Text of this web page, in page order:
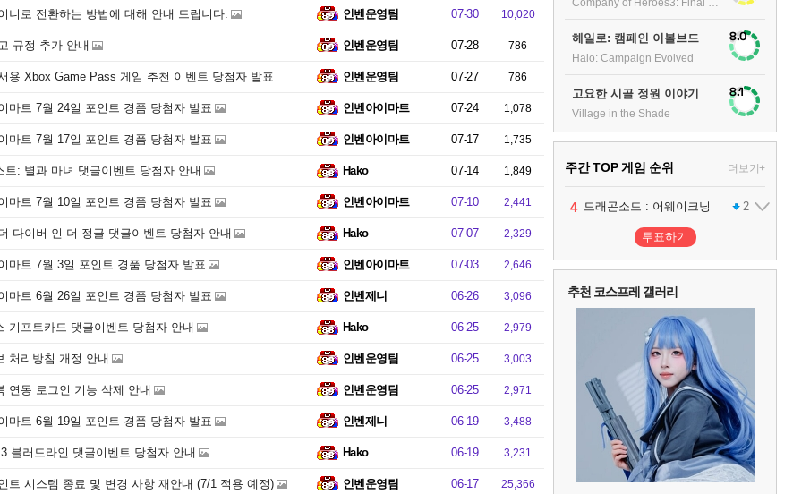
니로 전환하는 방법에 대해 안내 드립니다. 인벤운영팀 07-30 10,020
규정 추가 안내 인벤운영팀 07-28 786
용 Xbox Game Pass 게임 추천 이벤트 당첨자 발표 인벤운영팀 07-27 786
마트 7월 24일 포인트 경품 당첨자 발표 인벤아이마트 07-24 1,078
마트 7월 17일 포인트 경품 당첨자 발표 인벤아이마트 07-17 1,735
트: 별과 마녀 댓글이벤트 당첨자 안내 Hako 07-14 1,849
마트 7월 10일 포인트 경품 당첨자 발표 인벤아이마트 07-10 2,441
다이버 인 더 정글 댓글이벤트 당첨자 안내 Hako 07-07 2,329
마트 7월 3일 포인트 경품 당첨자 발표 인벤아이마트 07-03 2,646
마트 6월 26일 포인트 경품 당첨자 발표 인벤제니 06-26 3,096
기프트카드 댓글이벤트 당첨자 안내 Hako 06-25 2,979
처리방침 개정 안내 인벤운영팀 06-25 3,003
연동 로그인 기능 삭제 안내 인벤운영팀 06-25 2,971
마트 6월 19일 포인트 경품 당첨자 발표 인벤제니 06-19 3,488
블러드라인 댓글이벤트 당첨자 안내 Hako 06-19 3,231
트 시스템 종료 및 변경 사항 재안내 (7/1 적용 예정) 인벤운영팀 06-17 25,366
헤일로: 캠페인 이볼브드
Halo: Campaign Evolved
8.0
고요한 시골 정원 이야기
Village in the Shade
8.1
주간 TOP 게임 순위 더보기+
1 팰월드
2 1
3 프로야구스피리츠2026 2
4 드래곤소드 : 어웨이크닝 2
블라인드 삼국
6
리듬 천국 미라클 스타즈
헤일로: 캠페인 이볼브드 2
캡틴 츠바사 2 월드 파이터즈
투표하기
추천 코스프레 갤러리